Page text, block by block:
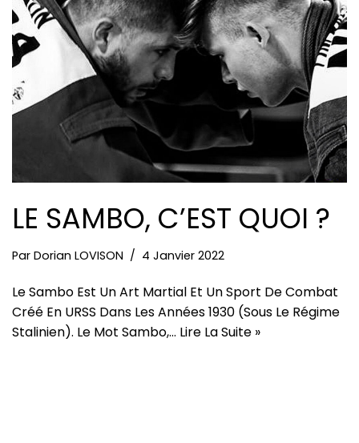
LE SAMBO, C’EST QUOI ?
Par Dorian LOVISON 4 Janvier 2022
Le Sambo Est Un Art Martial Et Un Sport De Combat
Créé En URSS Dans Les Années 1930 (sous Le Régime
Stalinien). Le Mot Sambo,… Lire La Suite »